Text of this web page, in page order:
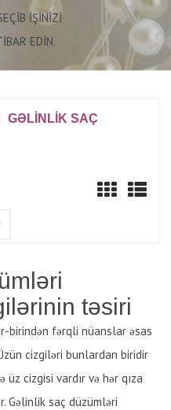
IŞINIZI
EDIN.
GƏLINLIK SAÇ
təsiri
birindən fərqli nüanslar əsas
cizgiləri bunlardan biridir
üz cizgisi vardır və hər qıza
Gəlinlik saç düzümləri